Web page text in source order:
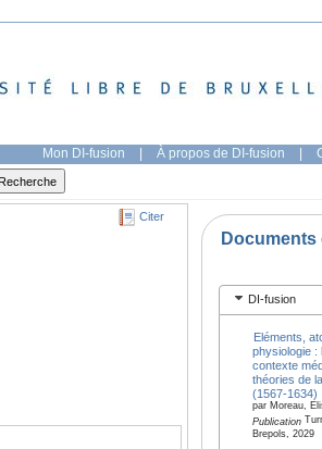
Mon DI-fusion | À propos de DI-fusion |
Citer
Documents
DI-fusion
Eléments,
physiologie :
contexte
théories de
(1567-1634)
par Moreau,
Publication
Brepols, 2029